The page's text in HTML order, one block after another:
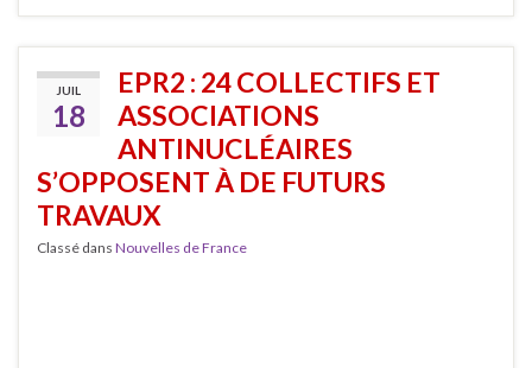
JUIL
18
EPR2 : 24 COLLECTIFS ET
ASSOCIATIONS
ANTINUCLÉAIRES
S’OPPOSENT À DE FUTURS
TRAVAUX
Classé dans Nouvelles de France